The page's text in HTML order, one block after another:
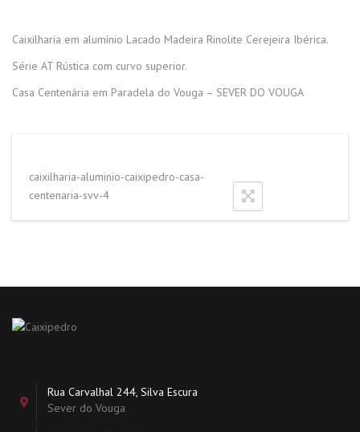
Caixilharia em alumínio Lacado Madeira Rinolite Cerejeira Ibérica.
Série AT Rústica com curvo superior.
Casa Centenária em Paradela do Vouga – SEVER DO VOUGA
caixilharia-aluminio-caixipedro-casa-
centenaria-svv-4
Rua Carvalhal 244, Silva Escura
Sever do Vouga